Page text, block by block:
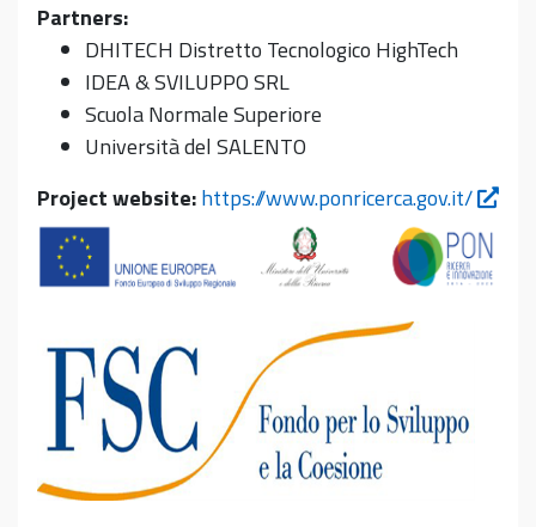
Partners:
DHITECH Distretto Tecnologico HighTech
IDEA & SVILUPPO SRL
Scuola Normale Superiore
Università del SALENTO
Project website:https://www.ponricerca.gov.it/